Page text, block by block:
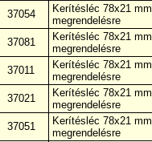
37054
Kerítésléc 78x21
megrendelésre
37081
Kerítésléc 78x21
megrendelésre
37011
Kerítésléc 78x21
megrendelésre
37021
Kerítésléc 78x21
megrendelésre
37051
Kerítésléc 78x21
megrendelésre